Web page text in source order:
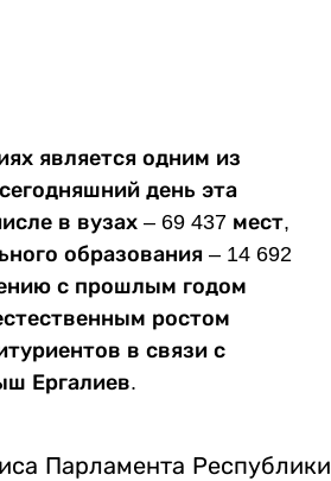
является одним из
день эта
в вузах – 69 437 мест,
образования – 14 692
с прошлым годом
ростом
в связи с
Ергалиев.
Парламента Республики